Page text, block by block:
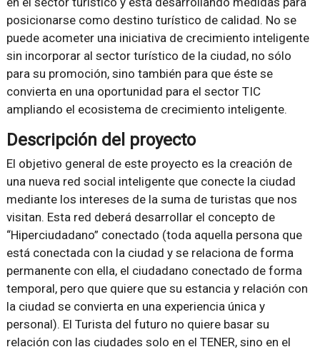
posicionarse como destino turístico de calidad. No se
puede acometer una iniciativa de crecimiento inteligente
sin incorporar al sector turístico de la ciudad, no sólo
para su promoción, sino también para que éste se
convierta en una oportunidad para el sector TIC
ampliando el ecosistema de crecimiento inteligente.
Descripción del proyecto
El objetivo general de este proyecto es la creación de
una nueva red social inteligente que conecte la ciudad
mediante los intereses de la suma de turistas que nos
visitan. Esta red deberá desarrollar el concepto de
“Hiperciudadano” conectado (toda aquella persona que
está conectada con la ciudad y se relaciona de forma
permanente con ella, el ciudadano conectado de forma
temporal, pero que quiere que su estancia y relación con
la ciudad se convierta en una experiencia única y
personal). El Turista del futuro no quiere basar su
relación con las ciudades solo en el TENER, sino en el